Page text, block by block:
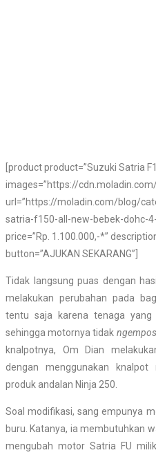
[product product=”Suzuki Satria
images=”https://
url=”https://moladin.com/blog/
satria-f150-all-new-bebek-dohc-
price=”Rp. 1.100.000,-*”
button=”AJUKAN SEKARANG”]
Tidak langsung puas dengan
melakukan perubahan pada
tentu saja karena tenaga yang
sehingga motornya tidak ngempos
knalpotnya, Om Dian
dengan menggunakan
produk andalan Ninja 250.
Soal modifikasi, sang empunya
buru. Katanya, ia membutuhkan
mengubah motor Satria FU